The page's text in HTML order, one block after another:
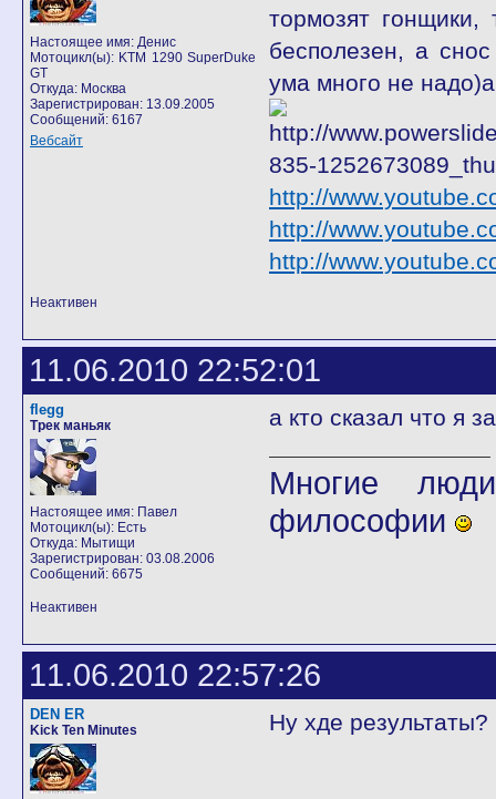
Настоящее имя: Денис
Мотоцикл(ы): KTM 1290 SuperDuke
GT
Откуда: Москва
Зарегистрирован: 13.09.2005
Сообщений: 6167
Вебсайт
тормозят
бесполезен, а
ума много не
http://
http://
http://
Неактивен
11.06.2010 22:52:01
flegg
Трек маньяк
Настоящее имя: Павел
Мотоцикл(ы): Есть
Откуда: Мытищи
Зарегистрирован: 03.08.2006
Сообщений: 6675
а кто сказал что я
Многие
философии
Неактивен
11.06.2010 22:57:26
DEN ER
Kick Ten Minutes Ну хде результаты?